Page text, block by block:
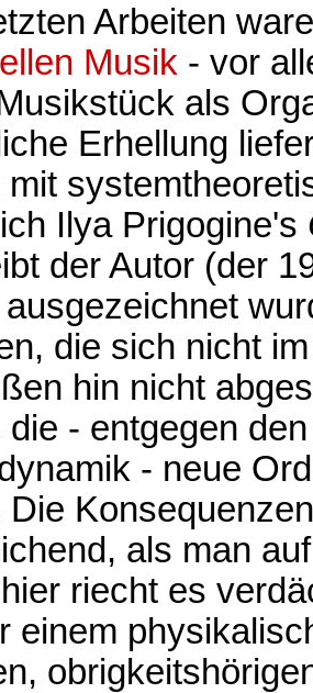
Arbeiten
Musik - vor
als
Erhellung
mit
Ilya Prigogine's
der Autor (der
die sich nicht
hin nicht
die - entgegen
- neue
Die
als man
riecht es
einem